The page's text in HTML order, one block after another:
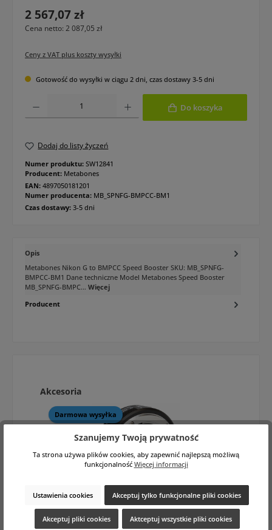
Cena regularna:
2 567,07 zł
Cena netto: 2 087,05 zł
Ceny z VAT plus koszty wysyłki
Gotowość do wysyłki w ciągu 2 dni, czas dostawy 3-5 dni
Do koszyka
Dodaj do listy życzeń
Numer produktu: SW12841
Producent: Metabones
EAN: 4897050181201
Numer producenta: MB_SPNFG-BMPCC-BM1
Czas dostawy: 3-5 dni
Opis
Metabones Nikon G to BMPCC Speed Booster SKU: MB_SPNFG-
BMPCC-BM1 Dane techniczne Model Metabones Speed Booster
MB_SPNFG-BMPC… Więcej
Producent
Pomiń galerię produktów
Akcesoria
Darmowa wysyłka
Szanujemy Twoją prywatność
Ta strona używa plików cookies, aby zapewnić najlepszą możliwą
funkcjonalność Więcej informacji
Ustawienia cookies Akceptuj tylko funkcjonalne pliki cookies
Akceptuj pliki cookies Aktceptuj wszystkie pliki cookies